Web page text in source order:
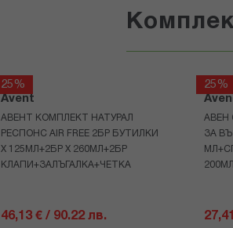
25%
Avent
АВЕНТ КОМПЛЕКТ НАТУРАЛ
РЕСПОНС AIR FREE 2БР БУТИЛКИ
Х 125МЛ+2БР Х 260МЛ+2БР
КЛАПИ+ЗАЛЪГАЛКА+ЧЕТКА
46,13 € / 90.22 лв.
25%
АВЕН
ЗА